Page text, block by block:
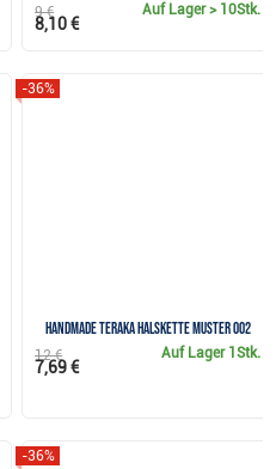
Auf Lager> 10Stk.
9 €
8,10 €
Handmade Teraka Halskette Muster 002
-36%
Auf Lager 1Stk.
12 €
7,69 €
-36%